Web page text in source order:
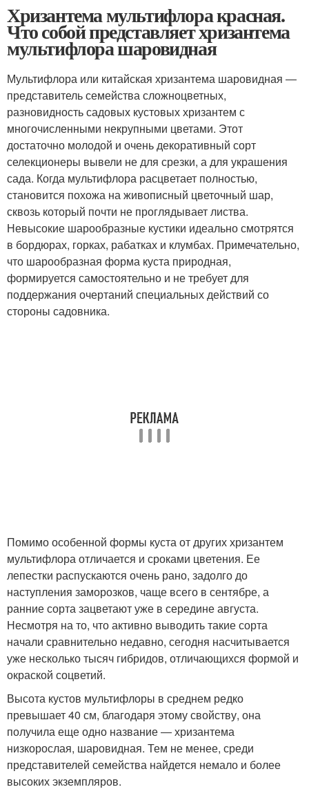
Хризантема мультифлора красная.
Что собой представляет хризантема
мультифлора шаровидная
Мультифлора или китайская хризантема шаровидная ―
представитель семейства сложноцветных,
разновидность садовых кустовых хризантем с
многочисленными некрупными цветами. Этот
достаточно молодой и очень декоративный сорт
селекционеры вывели не для срезки, а для украшения
сада. Когда мультифлора расцветает полностью,
становится похожа на живописный цветочный шар,
сквозь который почти не проглядывает листва.
Невысокие шарообразные кустики идеально смотрятся
в бордюрах, горках, рабатках и клумбах. Примечательно,
что шарообразная форма куста природная,
формируется самостоятельно и не требует для
поддержания очертаний специальных действий со
стороны садовника.
Помимо особенной формы куста от других хризантем
мультифлора отличается и сроками цветения. Ее
лепестки распускаются очень рано, задолго до
наступления заморозков, чаще всего в сентябре, а
ранние сорта зацветают уже в середине августа.
Несмотря на то, что активно выводить такие сорта
начали сравнительно недавно, сегодня насчитывается
уже несколько тысяч гибридов, отличающихся формой и
окраской соцветий.
Высота кустов мультифлоры в среднем редко
превышает 40 см, благодаря этому свойству, она
получила еще одно название ― хризантема
низкорослая, шаровидная. Тем не менее, среди
представителей семейства найдется немало и более
высоких экземпляров.